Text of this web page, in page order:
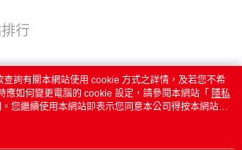
行
詢有關本網站使用 cookie 方式之詳情，及若您不希
應如何變更電腦的 cookie 設定，請參閱本網站「 隱私
您繼續使用本網站即表示您同意本公司得按本網站使
cookie。